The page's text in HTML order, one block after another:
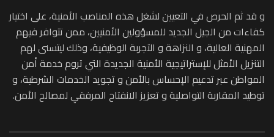
و قد ثم الحرص في التعيين لشغل هذه المناصب الأمنية، على اختيار
كفاءات من الجيل الجديد للمسؤولين الأمنيين، ممن تتوافر فيهم
المهنية العالية، و النزاهة و التجربة الوظيفية، وذلك ليتسنى لهم
التنزيل الأمثل للإستراتيجية الأمنية الجديدة التي تروم خدمة أمن
المواطن عبر تدعيم الإحساس بالأمن و تجويد الخدمات الشرطية، و
توطيد المقاربة التواصلية و تعزيز الانفتاح المرفقي لمصالح الأمن.